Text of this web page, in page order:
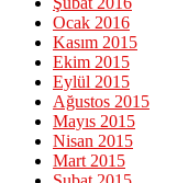
Ocak 2016
Kasım 2015
Ekim 2015
Eylül 2015
Ağustos 2015
Mayıs 2015
Nisan 2015
Mart 2015